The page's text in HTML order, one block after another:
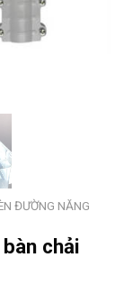
ĐƯỜNG NĂNG
chải